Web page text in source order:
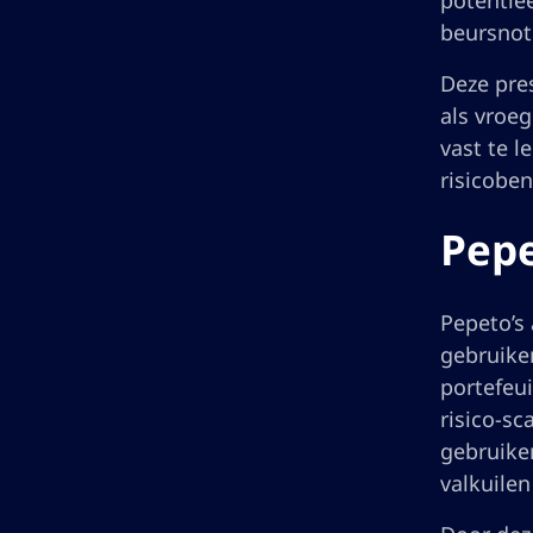
Deze
als
vast te
risico-